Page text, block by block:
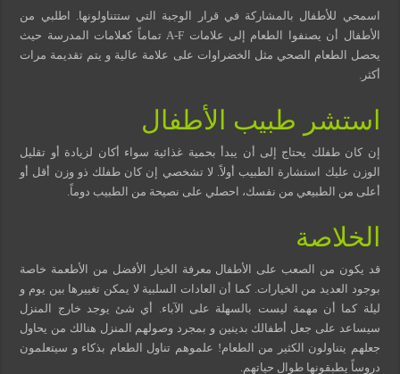
اسمحي للأطفال بالمشاركة في قرار الوجبة التي ستتناولونها. اطلبي من
الأطفال أن يصنفوا الطعام إلى علامات A-F تماماً كعلامات المدرسة حيث
يحصل الطعام الصحي مثل الخضراوات على علامة عالية و يتم تقديمة مرات
أكثر.
استشر طبيب الأطفال
إن كان طفلك يحتاج إلى أن يبدأ بحمية غذائية سواء أكان لزيادة أو تقليل
الوزن عليك استشارة الطبيب أولاً. لا تشخصي إن كان طفلك ذو وزن أقل أو
أعلى من الطبيعي من نفسك، احصلي على نصيحة من الطبيب دوماً.
الخلاصة
قد يكون من الصعب على الأطفال معرفة الخيار الأفضل من الأطعمة خاصة
بوجود العديد من الخيارات. كما أن العادات السلبية لا يمكن تغييرها بين يوم و
ليلة كما أن مهمة ليست بالسهلة على الآباء. أي شئ يوجد خارج المنزل
سيساعد على جعل أطفالك بدينين و بمجرد وصولهم المنزل هنالك من يحاول
جعلهم يتناولون الكثير من الطعام! علموهم تناول الطعام بذكاء و سيتعلمون
دروساً يطبقونها طوال حياتهم.